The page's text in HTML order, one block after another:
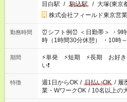
目白駅 / 駒込駅 / 大塚(東京
株式会社フィールド東京営
勤務時間
⏰シフト例⏰ ＜日勤帯＞ ・9時～17時（1時間休憩） ・9時～19
時（1時間30分休憩） ・10時
（1時間休憩） ＜夜勤帯＞ ・22時～午前2時（休憩なし） ・23
時～午前7時（1時間休憩） ・午
や日程により変動があります
う調整しております。
期間
⚡単発 ⚡短期 ⚡長期 お好き
い❗
特徴 週1日からOK / 日払いOK / 履
業・WワークOK / 10名以上の